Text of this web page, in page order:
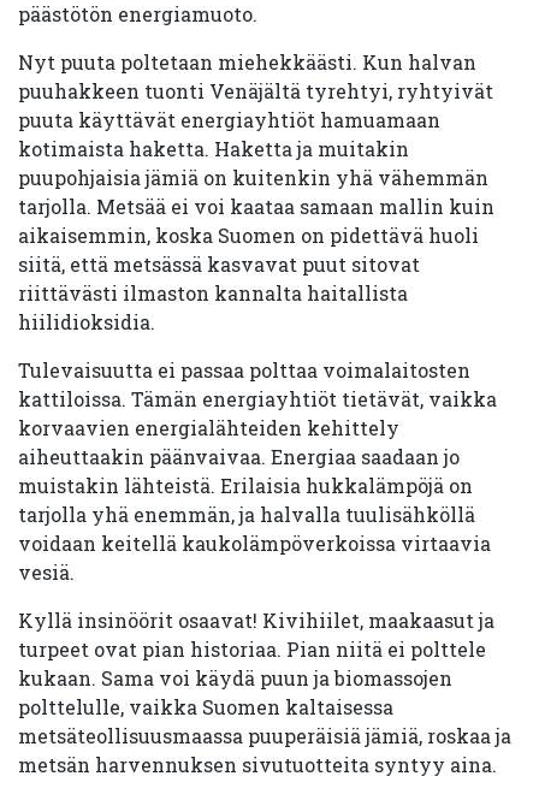
päästötön energiamuoto.
Nyt puuta poltetaan miehekkäästi. Kun halvan
puuhakkeen tuonti Venäjältä tyrehtyi, ryhtyivät
puuta käyttävät energiayhtiöt hamuamaan
kotimaista haketta. Haketta ja muitakin
puupohjaisia jämiä on kuitenkin yhä vähemmän
tarjolla. Metsää ei voi kaataa samaan mallin kuin
aikaisemmin, koska Suomen on pidettävä huoli
siitä, että metsässä kasvavat puut sitovat
riittävästi ilmaston kannalta haitallista
hiilidioksidia.
Tulevaisuutta ei passaa polttaa voimalaitosten
kattiloissa. Tämän energiayhtiöt tietävät, vaikka
korvaavien energialähteiden kehittely
aiheuttaakin päänvaivaa. Energiaa saadaan jo
muistakin lähteistä. Erilaisia hukkalämpöjä on
tarjolla yhä enemmän, ja halvalla tuulisähköllä
voidaan keitellä kaukolämpöverkoissa virtaavia
vesiä.
Kyllä insinöörit osaavat! Kivihiilet, maakaasut ja
turpeet ovat pian historiaa. Pian niitä ei polttele
kukaan. Sama voi käydä puun ja biomassojen
polttelulle, vaikka Suomen kaltaisessa
metsäteollisuusmaassa puuperäisiä jämiä, roskaa ja
metsän harvennuksen sivutuotteita syntyy aina.